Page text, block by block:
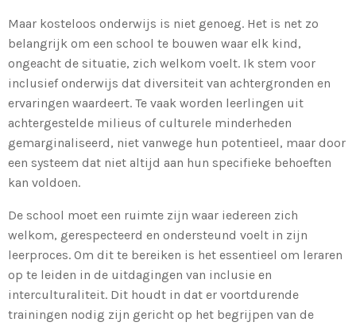
Maar kosteloos onderwijs is niet genoeg. Het is net zo
belangrijk om een school te bouwen waar elk kind,
ongeacht de situatie, zich welkom voelt. Ik stem voor
inclusief onderwijs dat diversiteit van achtergronden en
ervaringen waardeert. Te vaak worden leerlingen uit
achtergestelde milieus of culturele minderheden
gemarginaliseerd, niet vanwege hun potentieel, maar door
een systeem dat niet altijd aan hun specifieke behoeften
kan voldoen.
De school moet een ruimte zijn waar iedereen zich
welkom, gerespecteerd en ondersteund voelt in zijn
leerproces. Om dit te bereiken is het essentieel om leraren
op te leiden in de uitdagingen van inclusie en
interculturaliteit. Dit houdt in dat er voortdurende
trainingen nodig zijn gericht op het begrijpen van de